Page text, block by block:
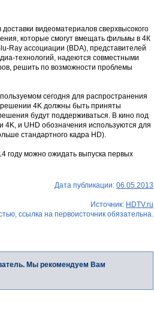
видеоматериалов сверхвысокого
которые смогут вмещать фильмы в 4К
Ray ассоциации (BDA), представителей
технологий, надеются совместными
решить по возможности проблемы
сегодня для распространения
4K должны быть приняты
будут поддерживаться. В кино под
и UHD обозначения используются для
стандартного кадра HD).
году можно ожидать выпуска первых
Дата публикации: 06.05.2013
Источник: HDTV.ru
ссылка на первоисточник обязательна.
Мы рекомендуем Вам